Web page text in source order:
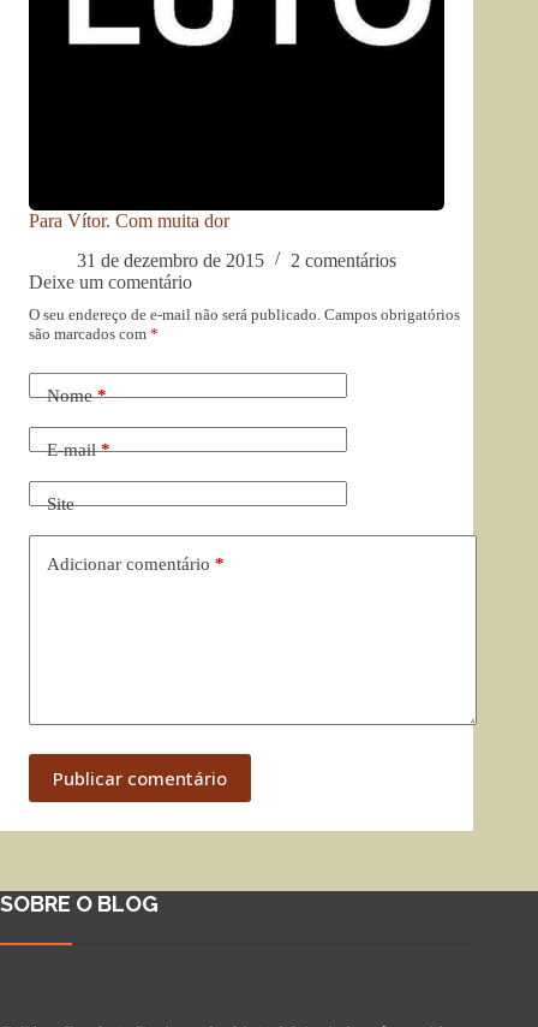
Para Vítor. Com muita dor
31 de dezembro de 2015
2 comentários
Deixe um comentário
O seu endereço de e-mail não será publicado. Campos obrigatórios
são marcados com *
Nome*
E-mail*
Site
Adicionar comentário *
Publicar comentário
SOBRE O BLOG